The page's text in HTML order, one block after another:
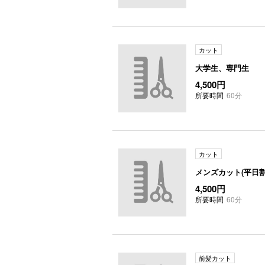
カット
大学生、専門生
4,500円
所要時間 60分
カット
メンズカット(平日
4,500円
所要時間 60分
前髪カット